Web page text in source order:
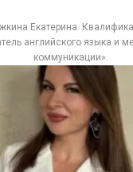
Екатерина.
английского языка и
коммуникации».